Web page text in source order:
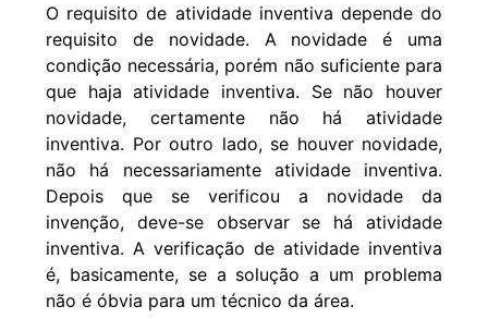
O requisito de atividade inventiva depende do
requisito de novidade. A novidade é uma
condição necessária, porém não suficiente para
que haja atividade inventiva. Se não houver
novidade, certamente não há atividade
inventiva. Por outro lado, se houver novidade,
não há necessariamente atividade inventiva.
Depois que se verificou a novidade da
invenção, deve-se observar se há atividade
inventiva. A verificação de atividade inventiva
é, basicamente, se a solução a um problema
não é óbvia para um técnico da área.